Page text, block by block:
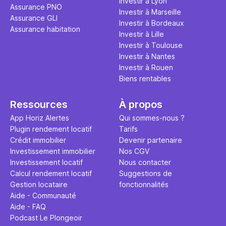
Assurance PNO
Assurance GLI
Assurance habitation
Investir à Marseille
Investir à Bordeaux
Investir à Lille
Investir à Toulouse
Investir à Nantes
Investir à Rouen
Biens rentables
Ressources
App Horiz Alertes
Plugin rendement locatif
Crédit immobilier
Investissement immobilier
Investissement locatif
Calcul rendement locatif
Gestion locataire
Aide - Communauté
Aide - FAQ
Podcast Le Plongeoir
À propos
Qui sommes-nous ?
Tarifs
Devenir partenaire
Nos CGV
Nous contacter
Suggestions de
fonctionnalités